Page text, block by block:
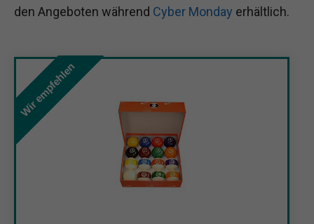
den Angeboten während Cyber Monday erhältlich.
Wir empfehlen